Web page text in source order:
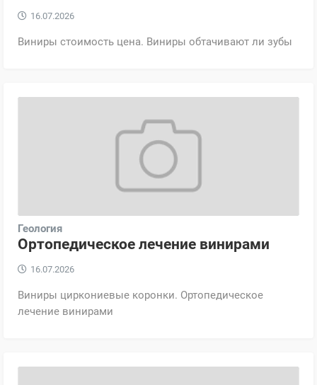
16.07.2026
Виниры стоимость цена. Виниры обтачивают ли зубы
Геология
Ортопедическое лечение винирами
16.07.2026
Виниры циркониевые коронки. Ортопедическое
лечение винирами